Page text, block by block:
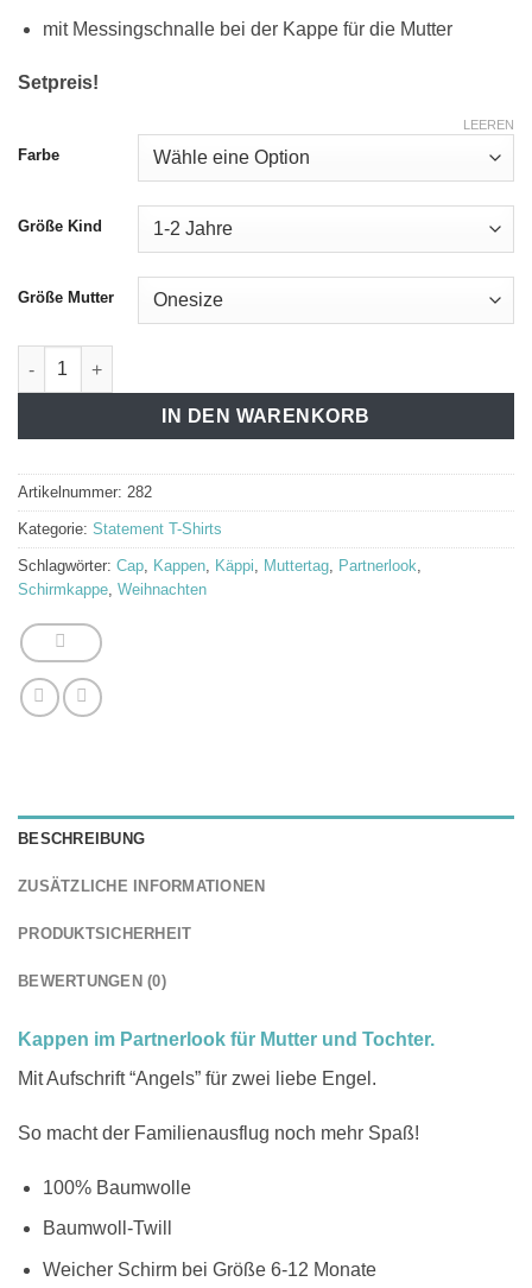
mit Messingschnalle bei der Kappe für die Mutter
Setpreis!
Farbe
Größe Kind
Größe Mutter
LEEREN
Kappe "Angels" Menge
IN DEN WARENKORB
Artikelnummer: 282
Kategorie: Statement T-Shirts
Schlagwörter: Cap, Kappen, Käppi, Muttertag, Partnerlook,
Schirmkappe, Weihnachten
BESCHREIBUNG
ZUSÄTZLICHE INFORMATIONEN
PRODUKTSICHERHEIT
BEWERTUNGEN (0)
Kappen im Partnerlook für Mutter und Tochter.
Mit Aufschrift “Angels” für zwei liebe Engel.
So macht der Familienausflug noch mehr Spaß!
100% Baumwolle
Baumwoll-Twill
Weicher Schirm bei Größe 6-12 Monate